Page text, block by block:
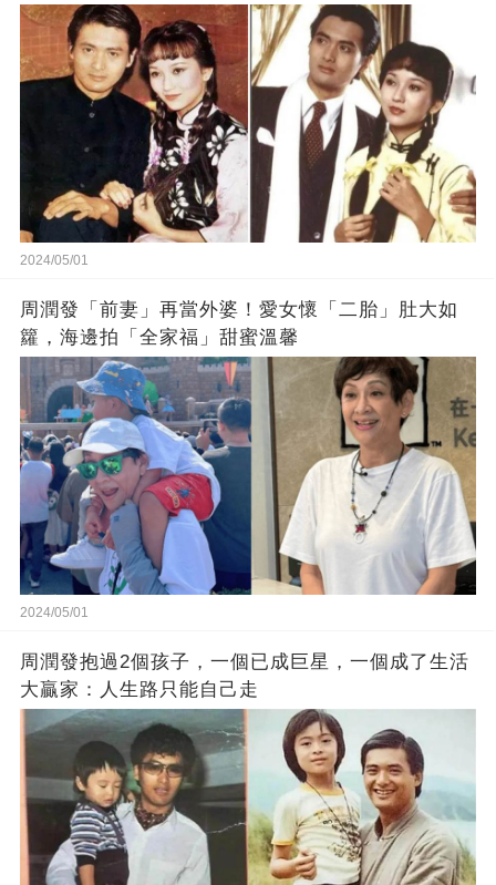
2024/05/01
周潤發「前妻」再當外婆！愛女懷「二胎」肚大如
籮，海邊拍「全家福」甜蜜溫馨
2024/05/01
周潤發抱過2個孩子，一個已成巨星，一個成了生活
大贏家：人生路只能自己走